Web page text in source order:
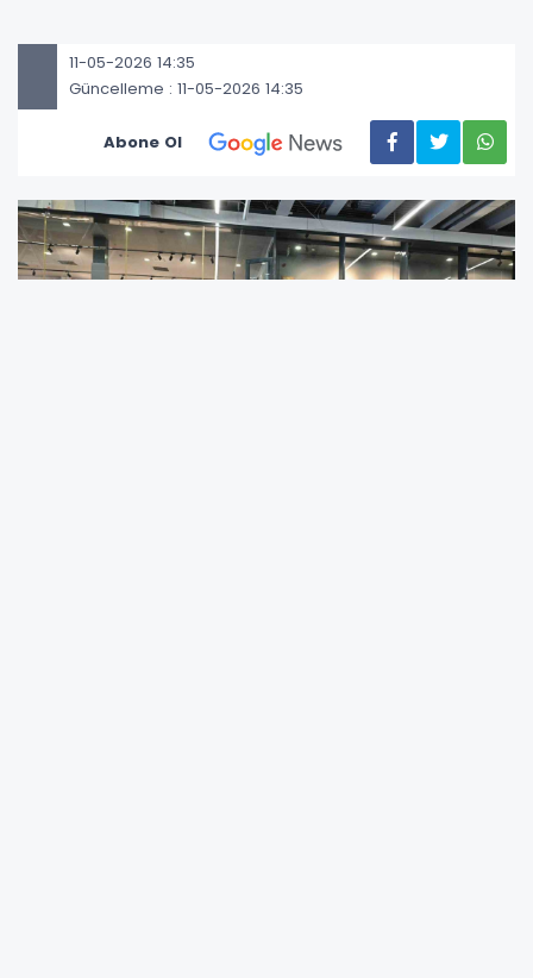
11-05-2026 14:35
Güncelleme : 11-05-2026 14:35
Abone Ol